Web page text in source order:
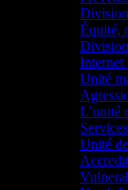
Équité,
Unité
L’unité
Unité